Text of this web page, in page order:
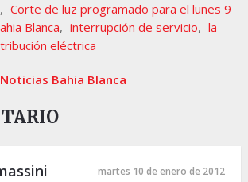
, Corte de luz programado para el lunes 9
Blanca, interrupción de servicio, la
eléctrica
Bahia Blanca
martes 10 de enero de 2012